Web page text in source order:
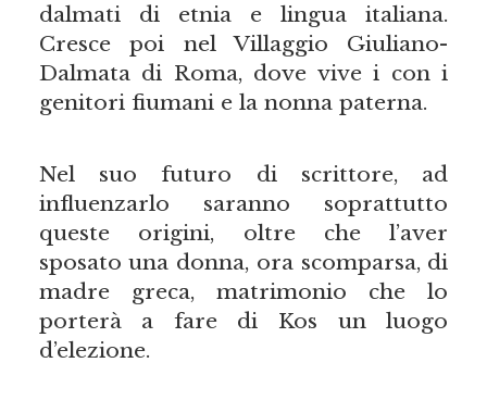
dalmati di etnia e lingua italiana.
Cresce poi nel Villaggio Giuliano-
Dalmata di Roma, dove vive i con i
genitori fiumani e la nonna paterna.
Nel suo futuro di scrittore, ad
influenzarlo saranno soprattutto
queste origini, oltre che l’aver
sposato una donna, ora scomparsa, di
madre greca, matrimonio che lo
porterà a fare di Kos un luogo
d’elezione.